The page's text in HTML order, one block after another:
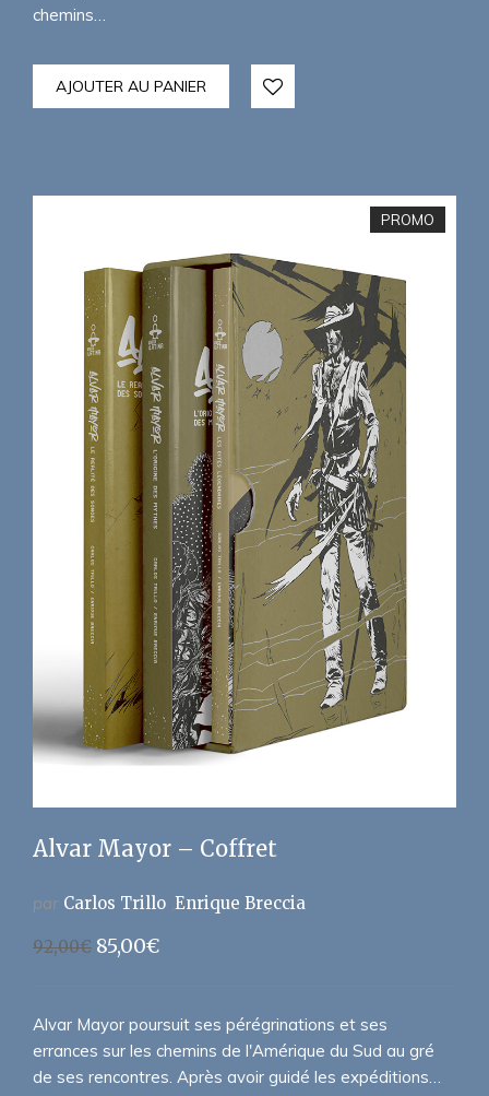
chemins…
AJOUTER AU PANIER
PROMO
Alvar Mayor – Coffret
par Carlos Trillo Enrique Breccia
92,00€ Le
était :
92,00€.
85,00€Le
est :
85,00€.
Alvar Mayor poursuit ses pérégrinations et ses
errances sur les chemins de l'Amérique du Sud au gré
de ses rencontres. Après avoir guidé les expéditions…